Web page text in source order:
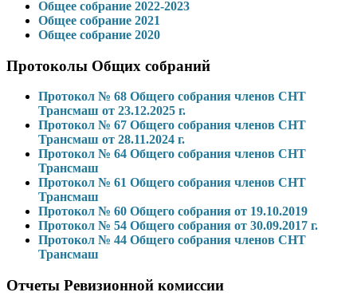
Общее собрание 2022-2023
Общее собрание 2021
Общее собрание 2020
Протоколы Общих собраний
Протокол № 68 Общего собрания членов СНТ
Трансмаш от 23.12.2025 г.
Протокол № 67 Общего собрания членов СНТ
Трансмаш от 28.11.2024 г.
Протокол № 64 Общего собрания членов СНТ
Трансмаш
Протокол № 61 Общего собрания членов СНТ
Трансмаш
Протокол № 60 Общего собрания от 19.10.2019
Протокол № 54 Общего собрания от 30.09.2017 г.
Протокол № 44 Общего собрания членов СНТ
Трансмаш
Отчеты Ревизионной комиссии